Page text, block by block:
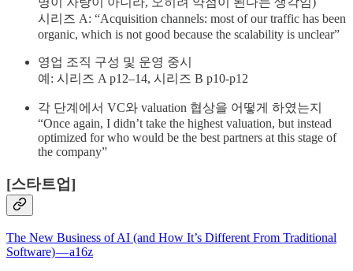
시리즈 A: “Acquisition channels: most of our traffic has been
organic, which is not good because the scalability is unclear”
영업 조직 구성 및 운영 중시
예: 시리즈 A p12–14, 시리즈 B p10-p12
각 단계에서 VC와 valuation 협상을 어떻게 하였는지
“Once again, I didn’t take the highest valuation, but instead
optimized for who would be the best partners at this stage of
the company”
[스타트업]
The New Business of AI (and How It’s Different From Traditional
Software) — a16z